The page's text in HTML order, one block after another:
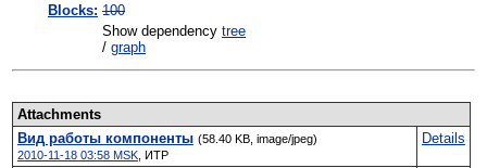
Blocks: 100
Show dependency tree
/ graph
Attachments
Вид работы компоненты (58.40 KB, image/jpeg)
2010-11-18 03:58 MSK, ИТР
Details